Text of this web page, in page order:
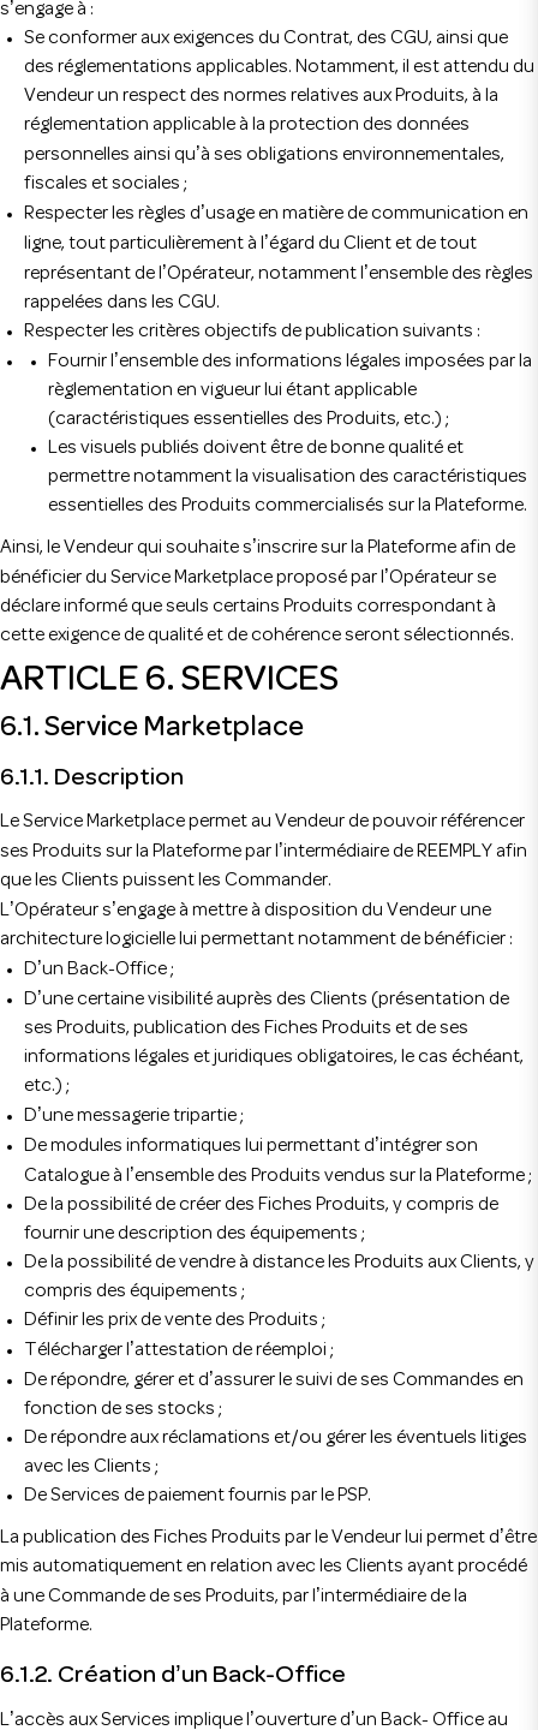
s’engage à :
Se conformer aux exigences du Contrat, des CGU, ainsi que
des réglementations applicables. Notamment, il est attendu du
Vendeur un respect des normes relatives aux Produits, à la
réglementation applicable à la protection des données
personnelles ainsi qu’à ses obligations environnementales,
fiscales et sociales ;
Respecter les règles d ’usage en matière de communication en
ligne, tout particulièrement à l ’égard du Client et de tout
représentant de l ’Opérateur, notamment l ’ensemble des règles
rappelées dans les CGU.
Respecter les critères objectifs de publication suivants :
Fournir l ’ensemble des informations légales imposées par la
règlementation en vigueur lui étant applicable
(caractéristiques essentielles des Produits, etc.) ;
Les visuels publiés doivent être de bonne qualité et
permettre notamment la visualisation des caractéristiques
essentielles des Produits commercialisés sur la Plateforme.
Ainsi, le Vendeur qui souhaite s’inscrire sur la Plateforme afin de
bénéficier du Service Marketplace proposé par l ’Opérateur se
déclare informé que seuls certains Produits correspondant à
cette exigence de qualité et de cohérence seront sélectionnés.
ARTICLE 6. SERVICES
6.1. Service Marketplace
6.1.1. Description
Le Service Marketplace permet au Vendeur de pouvoir référencer
ses Produits sur la Plateforme par l ’intermédiaire de REEMPLY afin
que les Clients puissent les Commander.
L’Opérateur s’engage à mettre à disposition du Vendeur une
architecture logicielle lui permettant notamment de bénéficier :
D’un Back-Office ;
D’une certaine visibilité auprès des Clients (présentation de
ses Produits, publication des Fiches Produits et de ses
informations légales et juridiques obligatoires, le cas échéant,
etc.) ;
D’une messagerie tripartie ;
De modules informatiques lui permettant d ’intégrer son
Catalogue à l ’ensemble des Produits vendus sur la Plateforme ;
De la possibilité de créer des Fiches Produits, y compris de
fournir une description des équipements ;
De la possibilité de vendre à distance les Produits aux Clients, y
compris des équipements ;
Définir les prix de vente des Produits ;
Télécharger l ’attestation de réemploi ;
De répondre, gérer et d ’assurer le suivi de ses Commandes en
fonction de ses stocks ;
De répondre aux réclamations et/ou gérer les éventuels litiges
avec les Clients ;
De Services de paiement fournis par le PSP.
La publication des Fiches Produits par le Vendeur lui permet d ’être
mis automatiquement en relation avec les Clients ayant procédé
à une Commande de ses Produits, par l ’intermédiaire de la
Plateforme.
6.1.2. Création d’un Back-Office
L’accès aux Services implique l ’ouverture d ’un Back- Office au
Installer l'application